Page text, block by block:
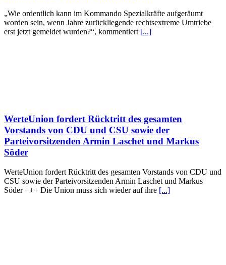
„Wie ordentlich kann im Kommando Spezialkräfte aufgeräumt
worden sein, wenn Jahre zurückliegende rechtsextreme Umtriebe
erst jetzt gemeldet wurden?“, kommentiert [...]
WerteUnion fordert Rücktritt des gesamten
Vorstands von CDU und CSU sowie der
Parteivorsitzenden Armin Laschet und Markus
Söder
WerteUnion fordert Rücktritt des gesamten Vorstands von CDU und
CSU sowie der Parteivorsitzenden Armin Laschet und Markus
Söder +++ Die Union muss sich wieder auf ihre [...]